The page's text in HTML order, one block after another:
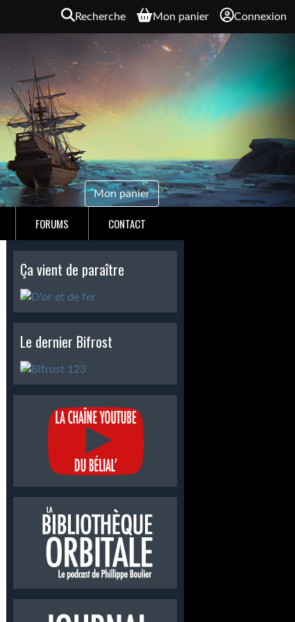
Recherche Mon panier Connexion
Mon panier
FORUMS CONTACT
Ça vient de paraître
Le dernier Bifrost